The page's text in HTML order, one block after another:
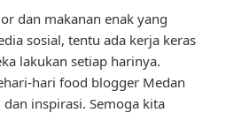
dan makanan enak yang
sosial, tentu ada kerja keras
lakukan setiap harinya.
hari food blogger Medan
inspirasi. Semoga kita